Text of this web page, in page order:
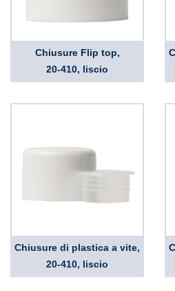
Chiusure Flip top,
20-410, liscio
Chiusure di plastica a vite,
20-410, liscio